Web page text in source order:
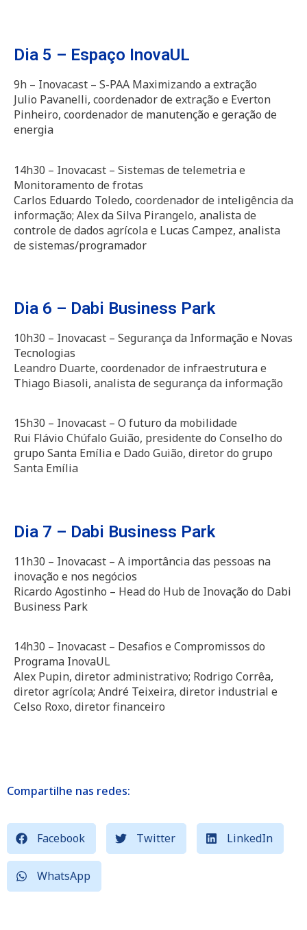
Dia 5 – Espaço InovaUL
9h – Inovacast – S-PAA Maximizando a extração
Julio Pavanelli, coordenador de extração e Everton
Pinheiro, coordenador de manutenção e geração de
energia
14h30 – Inovacast – Sistemas de telemetria e
Monitoramento de frotas
Carlos Eduardo Toledo, coordenador de inteligência da
informação; Alex da Silva Pirangelo, analista de
controle de dados agrícola e Lucas Campez, analista
de sistemas/programador
Dia 6 – Dabi Business Park
10h30 – Inovacast – Segurança da Informação e Novas
Tecnologias
Leandro Duarte, coordenador de infraestrutura e
Thiago Biasoli, analista de segurança da informação
15h30 – Inovacast – O futuro da mobilidade
Rui Flávio Chúfalo Guião, presidente do Conselho do
grupo Santa Emília e Dado Guião, diretor do grupo
Santa Emília
Dia 7 – Dabi Business Park
11h30 – Inovacast – A importância das pessoas na
inovação e nos negócios
Ricardo Agostinho – Head do Hub de Inovação do Dabi
Business Park
14h30 – Inovacast – Desafios e Compromissos do
Programa InovaUL
Alex Pupin, diretor administrativo; Rodrigo Corrêa,
diretor agrícola; André Teixeira, diretor industrial e
Celso Roxo, diretor financeiro
Compartilhe nas redes:
Facebook Twitter LinkedIn
WhatsApp